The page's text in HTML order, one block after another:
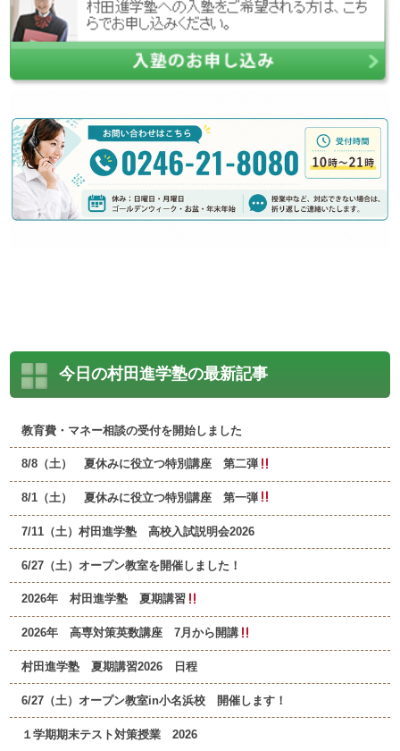
今日の村田進学塾の最新記事
教育費・マネー相談の受付を開始しました
8/8（土） 夏休みに役立つ特別講座 第二弾
8/1（土） 夏休みに役立つ特別講座 第一弾
7/11（土）村田進学塾 高校入試説明会2026
6/27（土）オープン教室を開催しました！
2026年 村田進学塾 夏期講習
2026年 高専対策英数講座 7月から開講
村田進学塾 夏期講習2026 日程
6/27（土）オープン教室in小名浜校 開催します！
１学期期末テスト対策授業 2026